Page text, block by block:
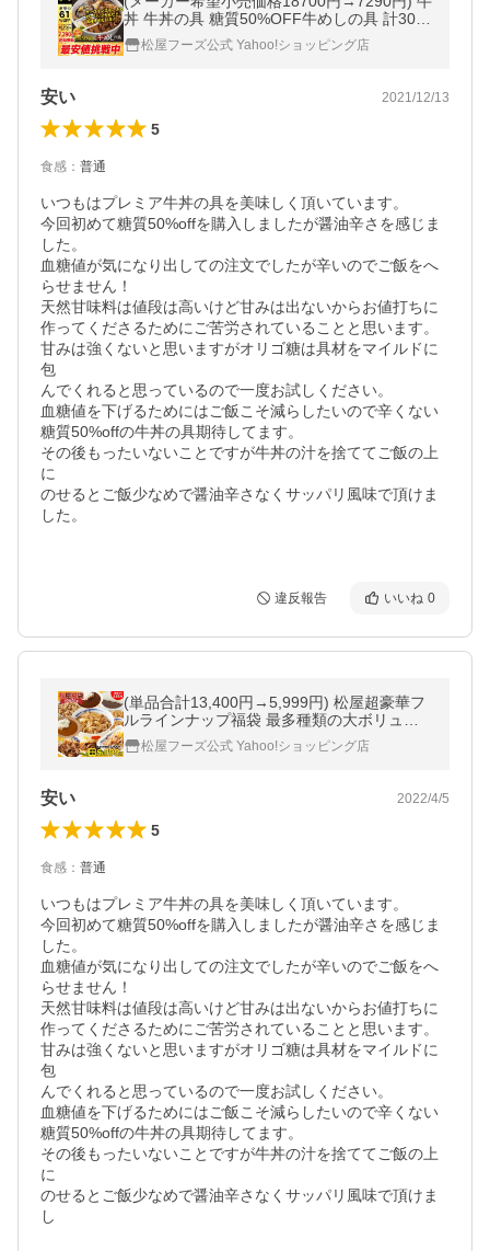
丼 牛丼の具 糖質50%OFF牛めしの具 計30袋
61%OFF＋ガリぺパとステーキと国産牛めし
おまけ 保存食 牛丼 肉 食品
松屋フーズ公式 Yahoo!ショッピング店
安い 2021/12/13
5
食感 ： 普通
いつもはプレミア牛丼の具を美味しく頂いています。
今回初めて糖質50%offを購入しましたが醤油辛さを感じま
した。
血糖値が気になり出しての注文でしたが辛いのでご飯をへ
らせません！
天然甘味料は値段は高いけど甘みは出ないからお値打ちに
作ってくださるためにご苦労されていることと思います。
甘みは強くないと思いますがオリゴ糖は具材をマイルドに
包
んでくれると思っているので一度お試しください。
血糖値を下げるためにはご飯こそ減らしたいので辛くない
糖質50%offの牛丼の具期待してます。
その後もったいないことですが牛丼の汁を捨ててご飯の上
に
のせるとご飯少なめで醤油辛さなくサッパリ風味で頂けま
した。
違反報告 いいね 0
(単品合計13,400円→5,999円) 松屋超豪華フ
ルラインナップ福袋 最多種類の大ボリュー
ムセット！10種26食 福袋 2026 牛めし 惣菜
牛丼 まつや 非常食 米 お米
松屋フーズ公式 Yahoo!ショッピング店
安い 2022/4/5
5
食感 ： 普通
いつもはプレミア牛丼の具を美味しく頂いています。
今回初めて糖質50%offを購入しましたが醤油辛さを感じま
した。
血糖値が気になり出しての注文でしたが辛いのでご飯をへ
らせません！
天然甘味料は値段は高いけど甘みは出ないからお値打ちに
作ってくださるためにご苦労されていることと思います。
甘みは強くないと思いますがオリゴ糖は具材をマイルドに
包
んでくれると思っているので一度お試しください。
血糖値を下げるためにはご飯こそ減らしたいので辛くない
糖質50%offの牛丼の具期待してます。
その後もったいないことですが牛丼の汁を捨ててご飯の上
に
のせるとご飯少なめで醤油辛さなくサッパリ風味で頂けま
し